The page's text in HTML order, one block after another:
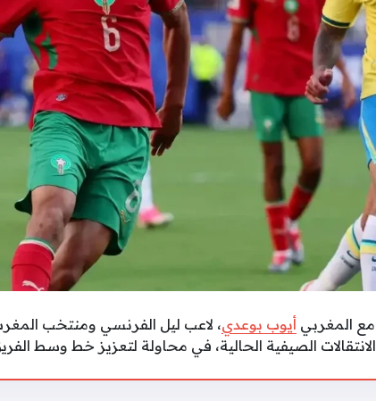
مع المغربي أيوب بوعدي، لاعب ليل الفرنسي ومنتخب
الصيفية الحالية، في محاولة لتعزيز خط وسط